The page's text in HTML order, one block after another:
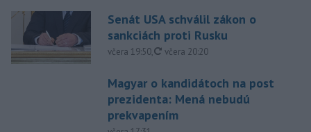
Senát USA schválil zákon o
sankciách proti Rusku
včera 19:50, aktualizované
včera 20:20
Magyar o kandidátoch na post
prezidenta: Mená nebudú
prekvapením